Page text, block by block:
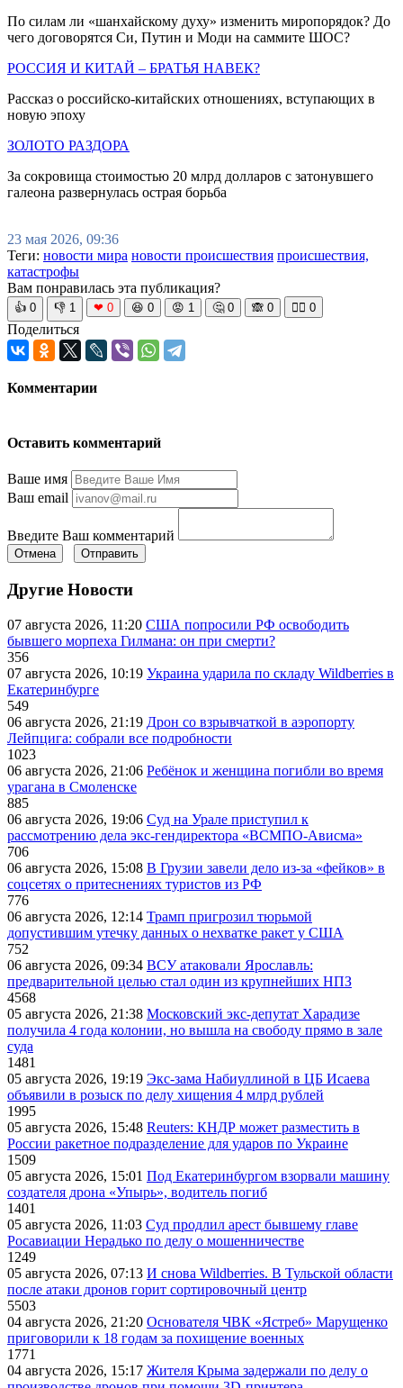
По силам ли «шанхайскому духу» изменить миропорядок? До
чего договорятся Си, Путин и Моди на саммите ШОС?
РОССИЯ И КИТАЙ – БРАТЬЯ НАВЕК?
Рассказ о российско-китайских отношениях, вступающих в
новую эпоху
ЗОЛОТО РАЗДОРА
За сокровища стоимостью 20 млрд долларов с затонувшего
галеона развернулась острая борьба
23 мая 2026, 09:36
Теги: новости мира новости происшествия происшествия,
катастрофы
Вам понравилась эта публикация?
👍 0 👎 1 ❤ 0 😆 0 😡 1 🤔 0 🙈 0 🧘‍♀️ 0
Поделиться
Комментарии
Оставить комментарий
Ваше имя
Ваш email
Введите Ваш комментарий
Отмена Отправить
Другие Новости
07 августа 2026, 11:20 США попросили РФ освободить
бывшего морпеха Гилмана: он при смерти?
356
07 августа 2026, 10:19 Украина ударила по складу Wildberries в
Екатеринбурге
549
06 августа 2026, 21:19 Дрон со взрывчаткой в аэропорту
Лейпцига: собрали все подробности
1023
06 августа 2026, 21:06 Ребёнок и женщина погибли во время
урагана в Смоленске
885
06 августа 2026, 19:06 Суд на Урале приступил к
рассмотрению дела экс-гендиректора «ВСМПО-Ависма»
706
06 августа 2026, 15:08 В Грузии завели дело из-за «фейков» в
соцсетях о притеснениях туристов из РФ
776
06 августа 2026, 12:14 Трамп пригрозил тюрьмой
допустившим утечку данных о нехватке ракет у США
752
06 августа 2026, 09:34 ВСУ атаковали Ярославль:
предварительной целью стал один из крупнейших НПЗ
4568
05 августа 2026, 21:38 Московский экс-депутат Харадизе
получила 4 года колонии, но вышла на свободу прямо в зале
суда
1481
05 августа 2026, 19:19 Экс-зама Набиуллиной в ЦБ Исаева
объявили в розыск по делу хищения 4 млрд рублей
1995
05 августа 2026, 15:48 Reuters: КНДР может разместить в
России ракетное подразделение для ударов по Украине
1509
05 августа 2026, 15:01 Под Екатеринбургом взорвали машину
создателя дрона «Упырь», водитель погиб
1401
05 августа 2026, 11:03 Суд продлил арест бывшему главе
Росавиации Нерадько по делу о мошенничестве
1249
05 августа 2026, 07:13 И снова Wildberries. В Тульской области
после атаки дронов горит сортировочный центр
5503
04 августа 2026, 21:20 Основателя ЧВК «Ястреб» Марущенко
приговорили к 18 годам за похищение военных
1771
04 августа 2026, 15:17 Жителя Крыма задержали по делу о